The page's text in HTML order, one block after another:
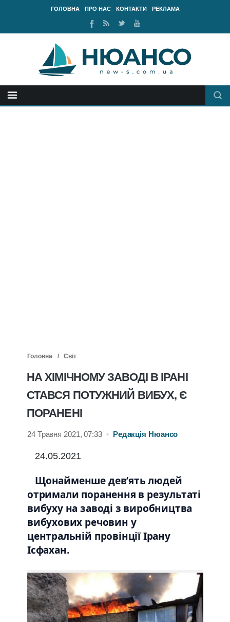
ГОЛОВНА ПРО НАС КОНТАКТИ РЕКЛАМА
Ми
у
RSS
стрічка
Ми
Наш
канал
Головна Світ
НА ХІМІЧНОМУ ЗАВОДІ В ІРАНІ
СТАВСЯ ПОТУЖНИЙ ВИБУХ, Є
ПОРАНЕНІ
24 Травня 2021, 07:33 • Редакція Нюансо
24.05.2021
Щонайменше дев’ять людей
отримали поранення в результаті
вибуху на заводі з виробництва
вибухових речовин у
центральній провінції Ірану
Ісфахан.